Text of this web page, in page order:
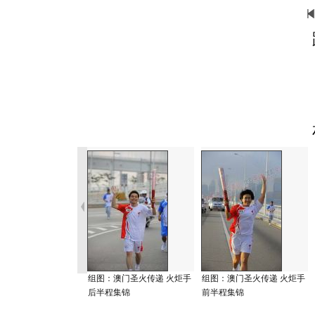
组图：澳门圣火传递 火炬手
后半程集锦
组图：澳门圣火传递 火炬手
前半程集锦